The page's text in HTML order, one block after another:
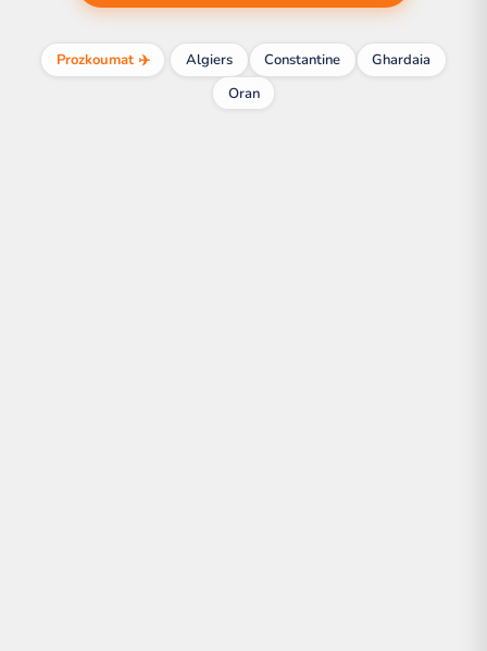
Prozkoumat ✈️ Algiers Constantine
Ghardaia
Oran